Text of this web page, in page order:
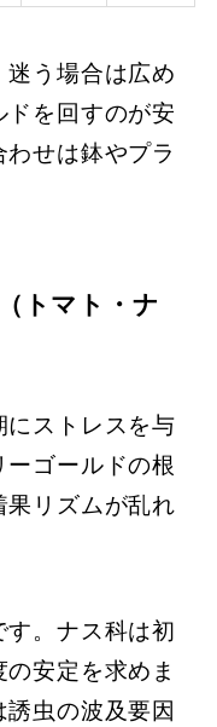
う場合は広め
を回すのが安
せは鉢やプラ
トマト・ナ
にストレスを与
ゴールドの根
果リズムが乱れ
。ナス科は初
安定を求めま
虫の波及要因